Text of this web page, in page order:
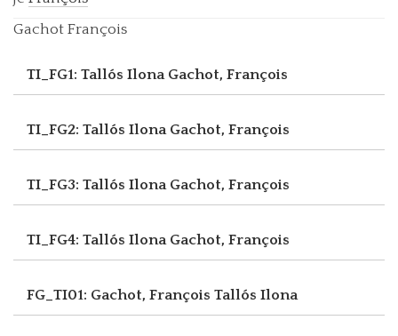
Gachot François
TI_FG1: Tallós Ilona Gachot, François
TI_FG2: Tallós Ilona Gachot, François
TI_FG3: Tallós Ilona Gachot, François
TI_FG4: Tallós Ilona Gachot, François
FG_TI01: Gachot, François Tallós Ilona